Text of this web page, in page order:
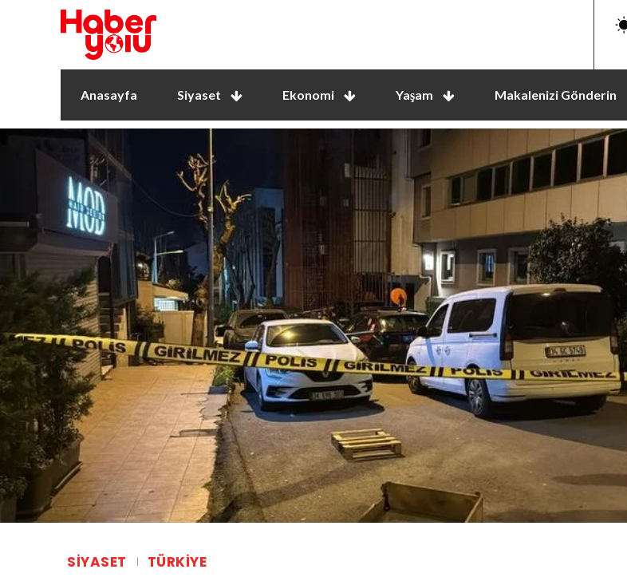
Anasayfa Siyaset Ekonomi Yaşam Makalenizi Gönderin
SIYASET TÜRKIYE